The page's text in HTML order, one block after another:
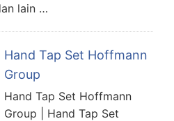
lain …
Hand Tap Set Hoffmann
Group
Hand Tap Set Hoffmann
Group | Hand Tap Set